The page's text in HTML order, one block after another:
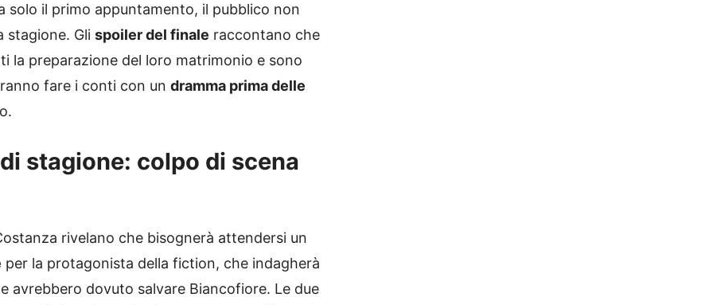
solo il primo appuntamento, il pubblico non
stagione. Gli spoiler del finale raccontano che
la preparazione del loro matrimonio e sono
fare i conti con un dramma prima delle
stagione: colpo di scena
rivelano che bisognerà attendersi un
per la protagonista della fiction, che indagherà
avrebbero dovuto salvare Biancofiore. Le due